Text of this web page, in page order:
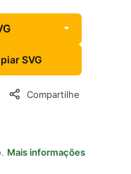
SVG
Compartilhe
Mais informações